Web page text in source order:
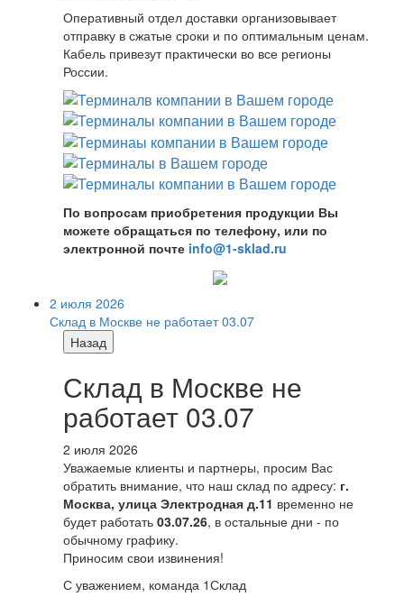
Оперативный отдел доставки организовывает
отправку в сжатые сроки и по оптимальным ценам.
Кабель привезут практически во все регионы
России.
По вопросам приобретения продукции Вы
можете обращаться по телефону, или по
электронной почте info@1-sklad.ru
2 июля 2026
Склад в Москве не работает 03.07
Назад
Склад в Москве не
работает 03.07
2 июля 2026
Уважаемые клиенты и партнеры, просим Вас
обратить внимание, что наш склад по адресу: г.
Москва, улица Электродная д.11 временно не
будет работать 03.07.26, в остальные дни - по
обычному графику.
Приносим свои извинения!
С уважением, команда 1Склад